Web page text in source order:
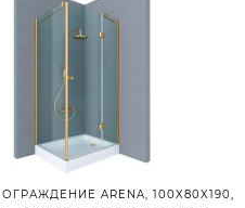
ARENA, 100X80X190,